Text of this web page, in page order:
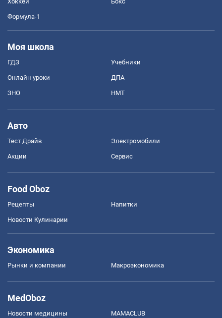
Формула-1
Моя школа
ГДЗ Учебники
Онлайн уроки ДПА
ЗНО НМТ
Авто
Тест Драйв Электромобили
Акции Сервис
Food Oboz
Рецепты Напитки
Новости Кулинарии
Экономика
Рынки и компании Mакроэкономика
MedOboz
Новости медицины MAMACLUB